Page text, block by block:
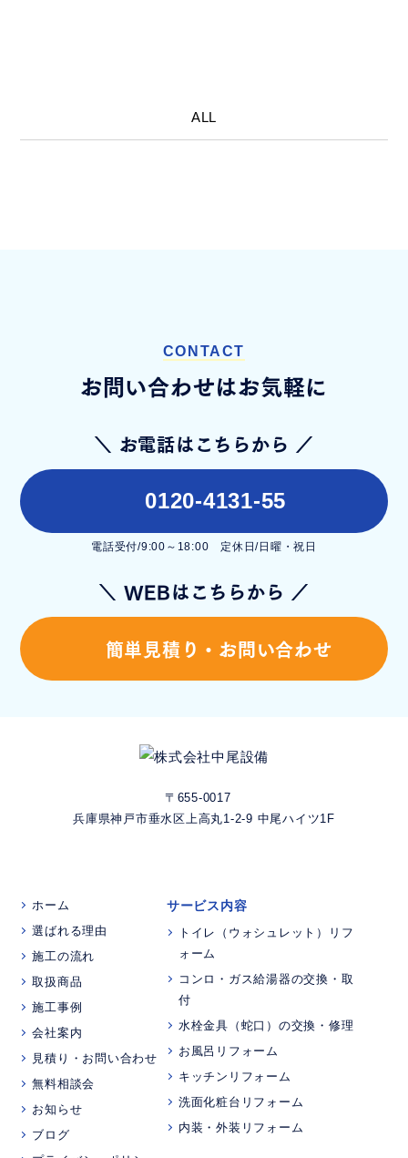
ALL
CONTACT
お問い合わせはお気軽に
＼ お電話はこちらから ／
0120-4131-55
電話受付/9:00～18:00 定休日/日曜・祝日
＼ WEBはこちらから ／
簡単見積り・お問い合わせ
〒655-0017
兵庫県神戸市垂水区上高丸1-2-9 中尾ハイツ1F
ホーム
選ばれる理由
施工の流れ
取扱商品
施工事例
会社案内
見積り・お問い合わせ
無料相談会
お知らせ
ブログ
サービス内容
トイレ（ウォシュレット）リフ
ォーム
コンロ・ガス給湯器の交換・取
付
水栓金具（蛇口）の交換・修理
お風呂リフォーム
キッチンリフォーム
洗面化粧台リフォーム
内装・外装リフォーム